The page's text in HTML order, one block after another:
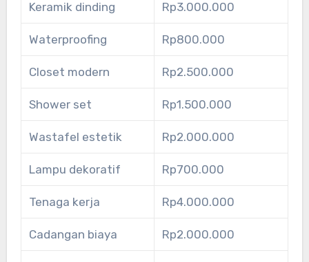
Keramik dinding Rp3.000.000
Waterproofing Rp800.000
Closet modern Rp2.500.000
Shower set Rp1.500.000
Wastafel estetik Rp2.000.000
Lampu dekoratif Rp700.000
Tenaga kerja Rp4.000.000
Cadangan biaya Rp2.000.000